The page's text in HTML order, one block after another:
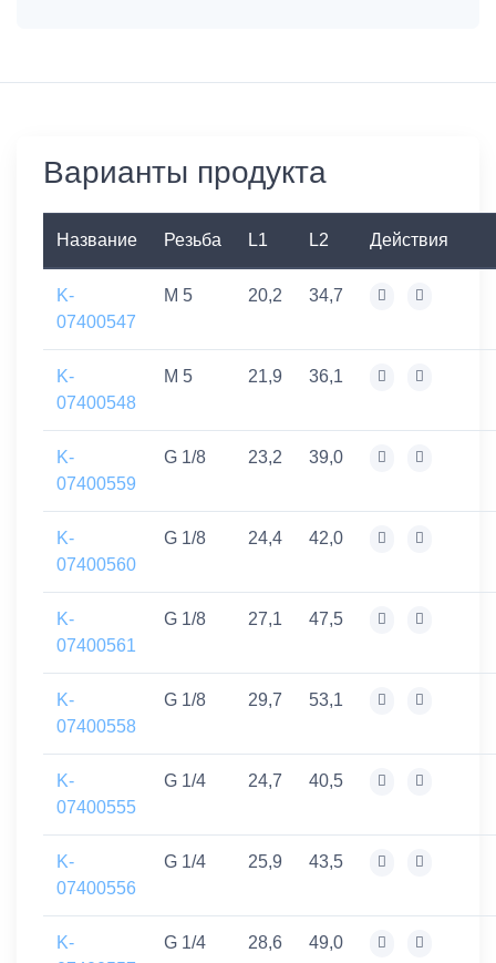
Варианты продукта
Название Резьба L1 L2 Действия
K-
07400547
M 5 20,2 34,7
K-
07400548
M 5 21,9 36,1
K-
07400559
G 1/8 23,2 39,0
K-
07400560
G 1/8 24,4 42,0
K-
07400561
G 1/8 27,1 47,5
K-
07400558
G 1/8 29,7 53,1
K-
07400555
G 1/4 24,7 40,5
K-
07400556
G 1/4 25,9 43,5
K-
G 1/4 28,6 49,0